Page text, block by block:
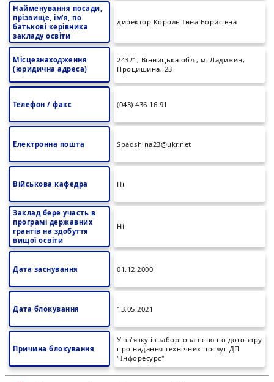
Найменування посади,
прізвище, ім’я, по
батькові керівника
закладу освіти
директор Король Інна Борисівна
Місцезнаходження
(юридична адреса)
24321, Вінницька обл., м. Ладижин,
Процишина, 23
Телефон / факс (043) 436 16 91
Електронна пошта Spadshina23@ukr.net
Військова кафедра Ні
Заклад бере участь в
програмі державних
грантів на здобуття
вищої освіти
Ні
Дата заснування 01.12.2000
Дата блокування 13.05.2021
Причина блокування
У зв'язку із заборгованістю по договору
про надання технічних послуг ДП
"Інфоресурс"